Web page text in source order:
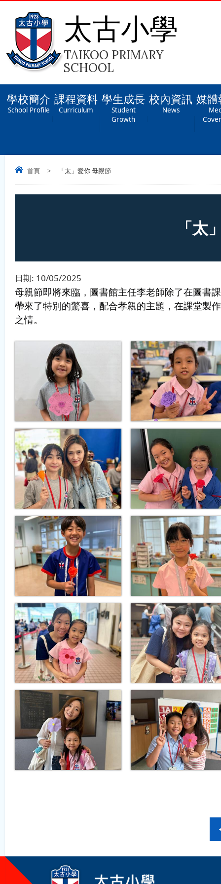
太古小學
TAIKOO PRIMARY
SCHOOL
學校簡介
School Profile
課程資料
Curriculum
學生成長
Student
Growth
校內資訊
News
媒
首頁 > 「太」愛你 母親節
「太
日期: 10/05/2025
母親節即將來臨，圖書館主任李老師除了在圖書
帶來了特別的驚喜 ，配合孝親的主題，在課堂製
之情。